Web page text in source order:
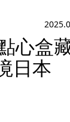
心盒
日本